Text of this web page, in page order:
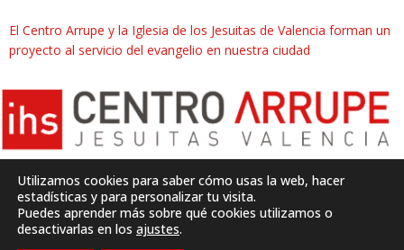
El Centro Arrupe y la Iglesia de los Jesuitas de Valencia forman un
proyecto al servicio del evangelio en nuestra ciudad
Desarrollado porSJDigital
Utilizamos cookies para saber cómo usas la web, hacer
estadísticas y para personalizar tu visita.
Puedes aprender más sobre qué cookies utilizamos o
desactivarlas en los ajustes.